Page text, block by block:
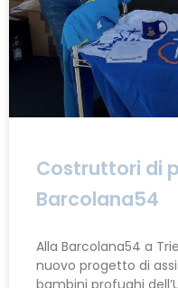
Costruttori di
Barcolana54
Alla Barcolana54 a
nuovo progetto di
bambini profughi